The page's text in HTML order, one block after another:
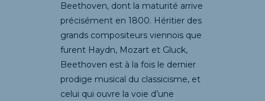
Beethoven, dont la maturité arrive
précisément en 1800. Héritier des
grands compositeurs viennois que
furent Haydn, Mozart et Gluck,
Beethoven est à la fois le dernier
prodige musical du classicisme, et
celui qui ouvre la voie d’une